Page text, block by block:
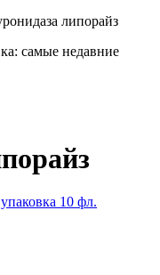
липорайз
самые недавние